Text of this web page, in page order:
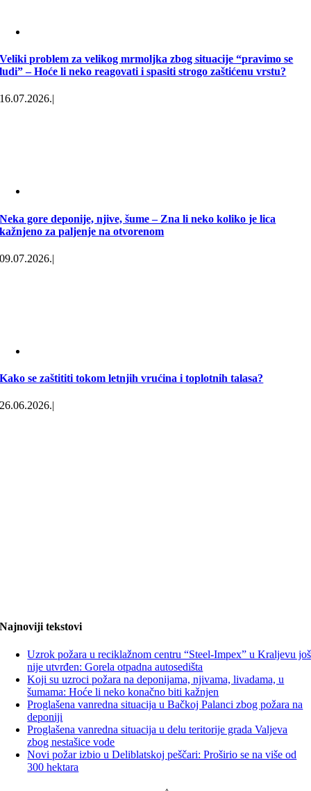
Veliki problem za velikog mrmoljka zbog situacije “pravimo se
ludi” – Hoće li neko reagovati i spasiti strogo zaštićenu vrstu?
16.07.2026.|
Neka gore deponije, njive, šume – Zna li neko koliko je lica
kažnjeno za paljenje na otvorenom
09.07.2026.|
Kako se zaštititi tokom letnjih vrućina i toplotnih talasa?
26.06.2026.|
Najnoviji tekstovi
Uzrok požara u reciklažnom centru “Steel-Impex” u Kraljevu još
nije utvrđen: Gorela otpadna autosedišta
Koji su uzroci požara na deponijama, njivama, livadama, u
šumama: Hoće li neko konačno biti kažnjen
Proglašena vanredna situacija u Bačkoj Palanci zbog požara na
deponiji
Proglašena vanredna situacija u delu teritorije grada Valjeva
zbog nestašice vode
Novi požar izbio u Deliblatskoj peščari: Proširio se na više od
300 hektara